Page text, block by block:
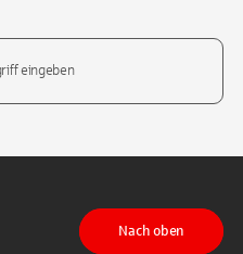
TikTokauf LinkedIn
Nach oben